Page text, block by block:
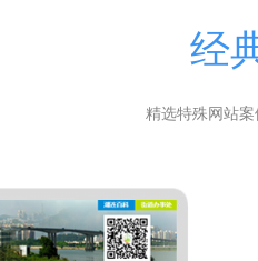
经
精选特殊网站